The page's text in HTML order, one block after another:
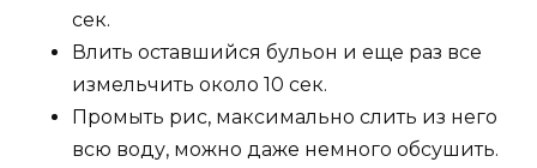
сек.
Влить оставшийся бульон и еще раз все
измельчить около 10 сек.
Промыть рис, максимально слить из него
всю воду, можно даже немного обсушить.